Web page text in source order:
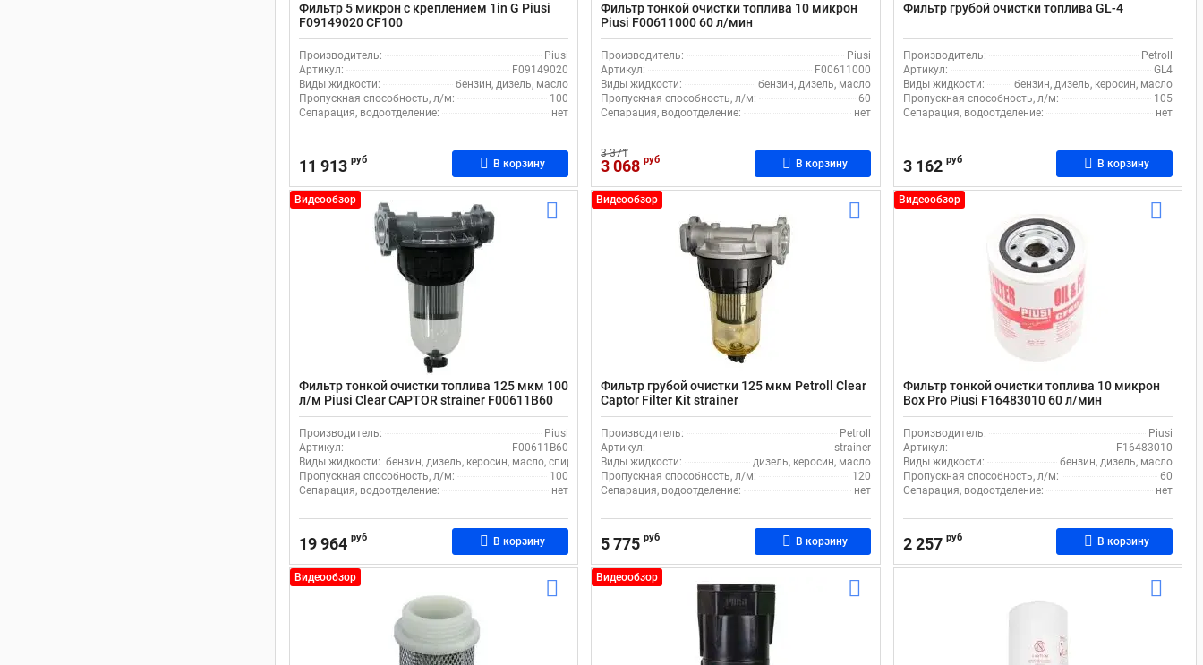
Фильтр 5 микрон с креплением 1in G Piusi
F09149020 CF100
Производитель:
Piusi
Артикул:
F09149020
Виды жидкости:
бензин, дизель, масло
Пропускная способность, л/м:
100
Сепарация, водоотделение:
нет
11 913 руб В корзину
Фильтр тонкой очистки топлива 10 микрон
Piusi F00611000 60 л/мин
Производитель:
Piusi
Артикул:
F00611000
Виды жидкости:
бензин, дизель, масло
Пропускная способность, л/м:
60
Сепарация, водоотделение:
нет
3 371
3 068 руб В корзину
Фильтр грубой очистки топлива GL-4
Производитель:
Petroll
Артикул:
GL4
Виды жидкости:
бензин, дизель, керосин, масло
Пропускная способность, л/м:
105
Сепарация, водоотделение:
нет
3 162 руб В корзину
Видеообзор
Фильтр тонкой очистки топлива 125 мкм 100
л/м Piusi Clear CAPTOR strainer F00611B60
Производитель:
Piusi
Артикул:
F00611B60
Виды жидкости: бензин, дизель, керосин, масло, спирт
Пропускная способность, л/м:
100
Сепарация, водоотделение:
нет
19 964 руб В корзину
Видеообзор
Фильтр грубой очистки 125 мкм Petroll Clear
Captor Filter Kit strainer
Производитель:
Petroll
Артикул:
strainer
Виды жидкости:
дизель, керосин, масло
Пропускная способность, л/м:
120
Сепарация, водоотделение:
нет
5 775 руб В корзину
Видеообзор
Фильтр тонкой очистки топлива 10 микрон
Box Pro Piusi F16483010 60 л/мин
Производитель:
Piusi
Артикул:
F16483010
Виды жидкости:
бензин, дизель, масло
Пропускная способность, л/м:
60
Сепарация, водоотделение:
нет
2 257 руб В корзину
Видеообзор Видеообзор